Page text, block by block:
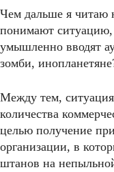
Чем дальше я читаю
понимают
умышленно вводят
зомби,
Между тем,
количества
целью получение
организации, в
штанов на